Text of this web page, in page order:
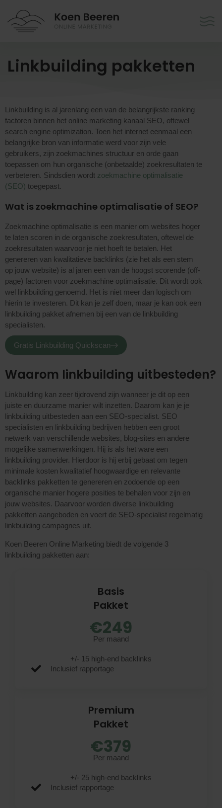
Linkbuilding pakketten
Linkbuilding is al jarenlang een van de belangrijkste ranking
factoren binnen het online marketing kanaal SEO, oftewel
search engine optimization. Toen het internet eenmaal een
belangrijke bron van informatie werd voor zijn vele
gebruikers, zijn zoekmachines structuur en orde gaan
toepassen om hun organische (onbetaalde) zoekresultaten te
verbeteren. Sindsdien wordt zoekmachine optimalisatie
(SEO) toegepast.
Wat is zoekmachine optimalisatie of SEO?
Zoekmachine optimalisatie is een manier om websites hoger
te laten scoren in de organische zoekresultaten, oftewel de
zoekresultaten waarvoor je niet hoeft te betalen. Het
genereren van kwalitatieve backlinks (zie het als een stem
op jouw website) is al jaren een van de hoogst scorende (off-
page) factoren voor zoekmachine optimalisatie. Dit wordt ook
wel linkbuilding genoemd. Het is niet meer dan logisch om
hierin te investeren. Dit kan je zelf doen, maar je kan ook een
linkbuilding pakket afnemen bij een van de linkbuilding
specialisten.
Gratis Linkbuilding Quickscan
Waarom linkbuilding uitbesteden?
Linkbuilding kan zeer tijdrovend zijn wanneer je dit op een
juiste en duurzame manier wilt inzetten. Daarom kan je je
linkbuilding uitbesteden aan een SEO-specialist. SEO
specialisten en linkbuilding bedrijven hebben een groot
netwerk van verschillende websites, blog-sites en andere
mogelijke samenwerkingen. Hij is als het ware een
linkbuilding provider. Hierdoor is hij erbij gebaat om tegen
minimale kosten kwalitatief hoogwaardige en relevante
backlinks pakketten te genereren en zodoende op een
organische manier hogere posities te behalen voor zijn en
jouw websites. Daarvoor worden diverse linkbuilding
pakketten aangeboden en voert de SEO-specialist regelmatig
linkbuilding campagnes uit.
Koen Beeren Online Marketing biedt de volgende 3
linkbuilding pakketten aan:
Basis
Pakket
€249
Per maand
+/- 15 high-end backlinks
Inclusief rapportage
Premium
Pakket
€379
Per maand
+/- 25 high-end backlinks
Inclusief rapportage